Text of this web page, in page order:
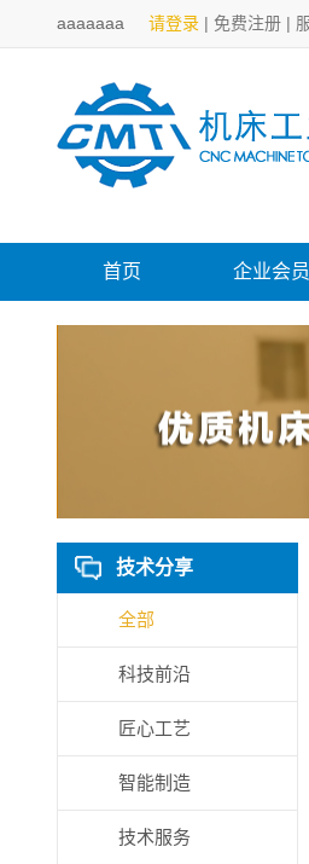
aaaaaaa 请登录 | 免费注册 |
首页 企业会员
技术分享
全部
科技前沿
匠心工艺
智能制造
技术服务